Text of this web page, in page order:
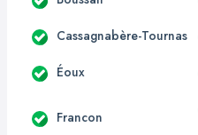
Cassagnabère-Tournas
Éoux
Francon